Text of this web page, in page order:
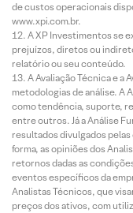
de custos operacionais
www.xpi.com.br.
A XP Investimentos se
prejuízos, diretos ou
relatório ou seu conteúdo.
A Avaliação Técnica e a
metodologias de análise. A
como tendência, suporte,
entre outros. Já a Análise
resultados divulgados
forma, as opiniões dos
retornos dadas as
eventos específicos da
Analistas Técnicos, que
preços dos ativos, com